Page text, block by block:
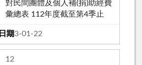
對民間團體及個人補(捐)助經費
彙總表 112年度截至第4季止
113-01-22
12